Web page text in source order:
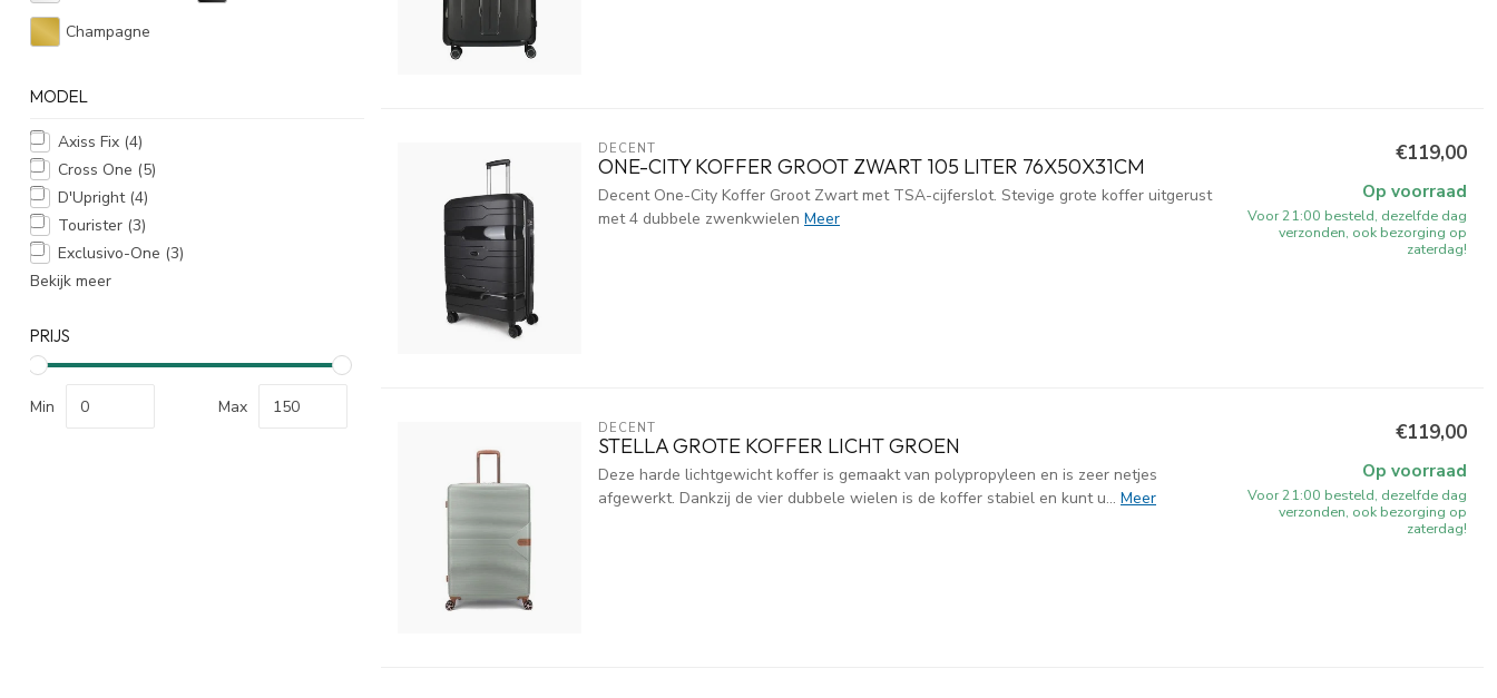
Champagne
MODEL
Axiss Fix (4)
Cross One (5)
D'Upright (4)
Tourister (3)
Exclusivo-One (3)
Bekijk meer
PRIJS
Min Max
DECENT
ONE-CITY KOFFER GROOT ZWART 105 LITER 76X50X31CM
Decent One-City Koffer Groot Zwart met TSA-cijferslot. Stevige grote koffer uitgerust
met 4 dubbele zwenkwielen Meer
€119,00
Op voorraad
Voor 21:00 besteld, dezelfde dag
verzonden, ook bezorging op
zaterdag!
DECENT
STELLA GROTE KOFFER LICHT GROEN
Deze harde lichtgewicht koffer is gemaakt van polypropyleen en is zeer netjes
afgewerkt. Dankzij de vier dubbele wielen is de koffer stabiel en kunt u... Meer
€119,00
Op voorraad
Voor 21:00 besteld, dezelfde dag
verzonden, ook bezorging op
zaterdag!